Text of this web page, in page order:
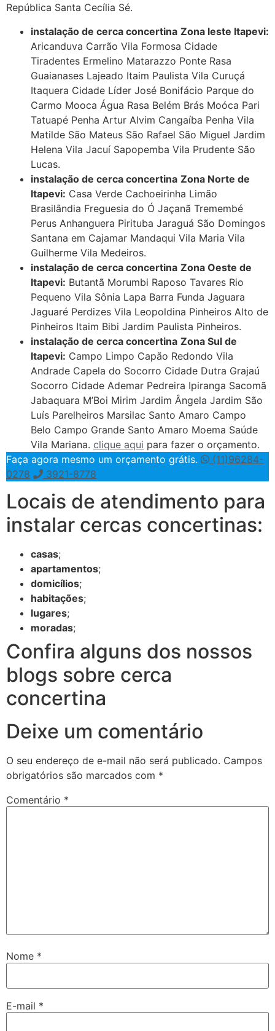
República Santa Cecília Sé.
instalação de cerca concertina Zona leste Itapevi:
Aricanduva Carrão Vila Formosa Cidade
Tiradentes Ermelino Matarazzo Ponte Rasa
Guaianases Lajeado Itaim Paulista Vila Curuçá
Itaquera Cidade Líder José Bonifácio Parque do
Carmo Mooca Água Rasa Belém Brás Moóca Pari
Tatuapé Penha Artur Alvim Cangaíba Penha Vila
Matilde São Mateus São Rafael São Miguel Jardim
Helena Vila Jacuí Sapopemba Vila Prudente São
Lucas.
instalação de cerca concertina Zona Norte de
Itapevi: Casa Verde Cachoeirinha Limão
Brasilândia Freguesia do Ó Jaçanã Tremembé
Perus Anhanguera Pirituba Jaraguá São Domingos
Santana em Cajamar Mandaqui Vila Maria Vila
Guilherme Vila Medeiros.
instalação de cerca concertina Zona Oeste de
Itapevi: Butantã Morumbi Raposo Tavares Rio
Pequeno Vila Sônia Lapa Barra Funda Jaguara
Jaguaré Perdizes Vila Leopoldina Pinheiros Alto de
Pinheiros Itaim Bibi Jardim Paulista Pinheiros.
instalação de cerca concertina Zona Sul de
Itapevi: Campo Limpo Capão Redondo Vila
Andrade Capela do Socorro Cidade Dutra Grajaú
Socorro Cidade Ademar Pedreira Ipiranga Sacomã
Jabaquara M’Boi Mirim Jardim Ângela Jardim São
Luís Parelheiros Marsilac Santo Amaro Campo
Belo Campo Grande Santo Amaro Moema Saúde
Vila Mariana. clique aqui para fazer o orçamento.
Faça agora mesmo um orçamento grátis.
(11)96284-
0278
3921-8778
Locais de atendimento para
instalar cercas concertinas:
casas;
apartamentos;
domicílios;
habitações;
lugares;
moradas;
Confira alguns dos nossos
blogs sobre cerca
concertina
Deixe um comentário
O seu endereço de e-mail não será publicado. Campos
obrigatórios são marcados com *
Comentário *
Nome *
E-mail *